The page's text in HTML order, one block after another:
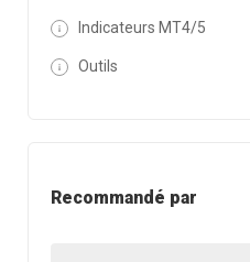
Indicateurs MT4/5
Outils
Recommandé par